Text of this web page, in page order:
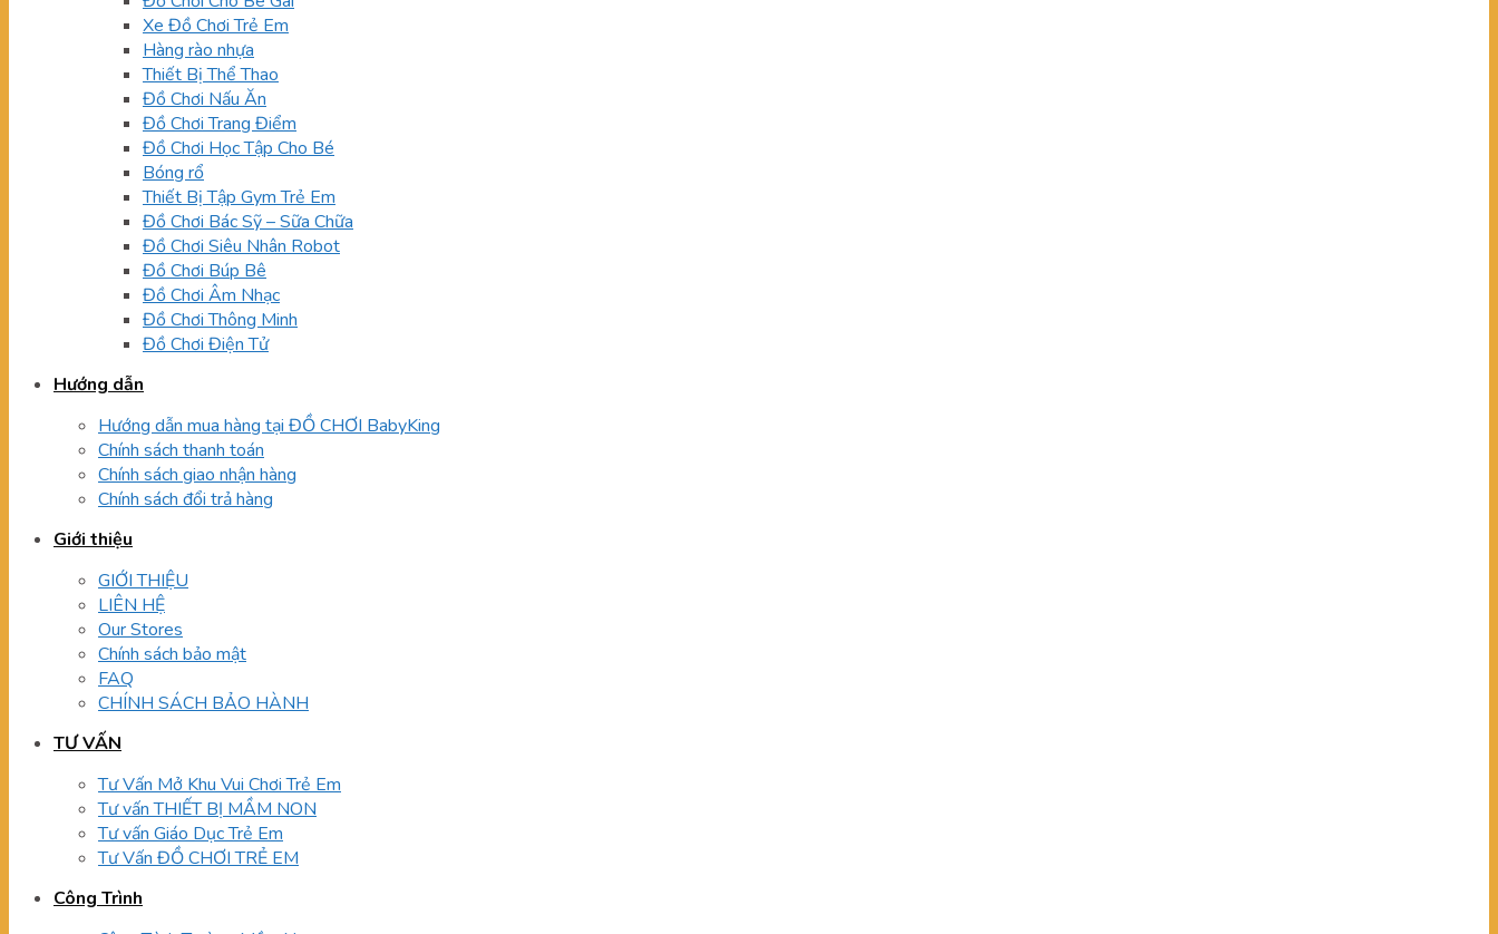
Xe Đồ Chơi Trẻ Em
Hàng rào nhựa
Thiết Bị Thể Thao
Đồ Chơi Nấu Ăn
Đồ Chơi Trang Điểm
Đồ Chơi Học Tập Cho Bé
Bóng rổ
Thiết Bị Tập Gym Trẻ Em
Đồ Chơi Bác Sỹ – Sữa Chữa
Đồ Chơi Siêu Nhân Robot
Đồ Chơi Búp Bê
Đồ Chơi Âm Nhạc
Đồ Chơi Thông Minh
Đồ Chơi Điện Tử
Hướng dẫn
Hướng dẫn mua hàng tại ĐỒ CHƠI BabyKing
Chính sách thanh toán
Chính sách giao nhận hàng
Chính sách đổi trả hàng
Giới thiệu
GIỚI THIỆU
LIÊN HỆ
Our Stores
Chính sách bảo mật
FAQ
CHÍNH SÁCH BẢO HÀNH
TƯ VẤN
Tư Vấn Mở Khu Vui Chơi Trẻ Em
Tư vấn THIẾT BỊ MẦM NON
Tư vấn Giáo Dục Trẻ Em
Tư Vấn ĐỒ CHƠI TRẺ EM
Công Trình